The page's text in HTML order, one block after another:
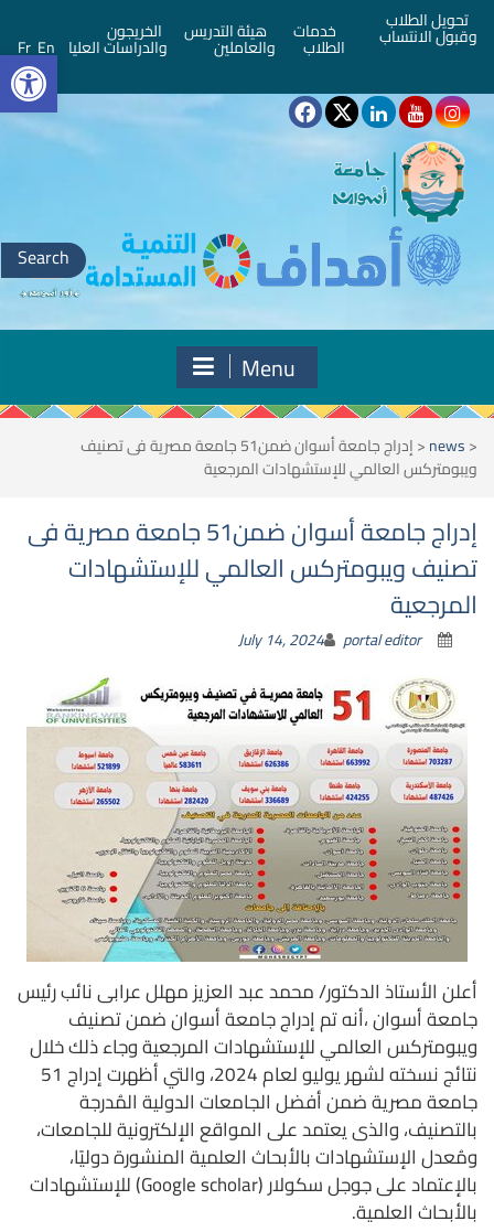
تحويل الطلاب
وقبول الانتساب خدمات
الطلاب
هيئة التدريس
والعاملين
الخريجون
والدراسات العليا En
Fr
Search
for:
Menu
<
news
<
إدراج جامعة أسوان ضمن51 جامعة مصرية فى تصنيف
ويبومتركس العالمي للإستشهادات المرجعية
إدراج جامعة أسوان ضمن51 جامعة مصرية فى
تصنيف ويبومتركس العالمي للإستشهادات
المرجعية
July 14, 2024 portal editor
أعلن الأستاذ الدكتور/ محمد عبد العزيز مهلل عرابى نائب رئيس
جامعة أسوان ،أنه تم إدراج جامعة أسوان ضمن تصنيف
ويبومتركس العالمي للإستشهادات المرجعية وجاء ذلك خلال
نتائج نسخته لشهر يوليو لعام 2024، والتي أظهرت إدراج 51
جامعة مصرية ضمن أفضل الجامعات الدولية المُدرجة
بالتصنيف، والذى يعتمد على المواقع الإلكترونية للجامعات،
ومُعدل الإستشهادات بالأبحاث العلمية المنشورة دوليًا،
بالإعتماد على جوجل سكولار (Google scholar) للإستشهادات
بالأبحاث العلمية.